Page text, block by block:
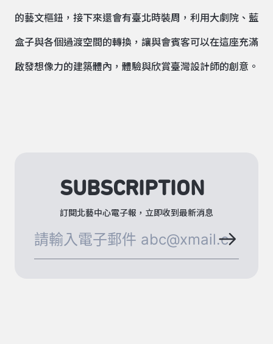
的藝文樞鈕，接下來還會有臺北時裝周，利用大劇院、藍
盒子與各個過渡空間的轉換，讓與會賓客可以在這座充滿
啟發想像力的建築體內，體驗與欣賞臺灣設計師的創意。
SUBSCRIPTION
訂閱北藝中心電子報，立即收到最新消息